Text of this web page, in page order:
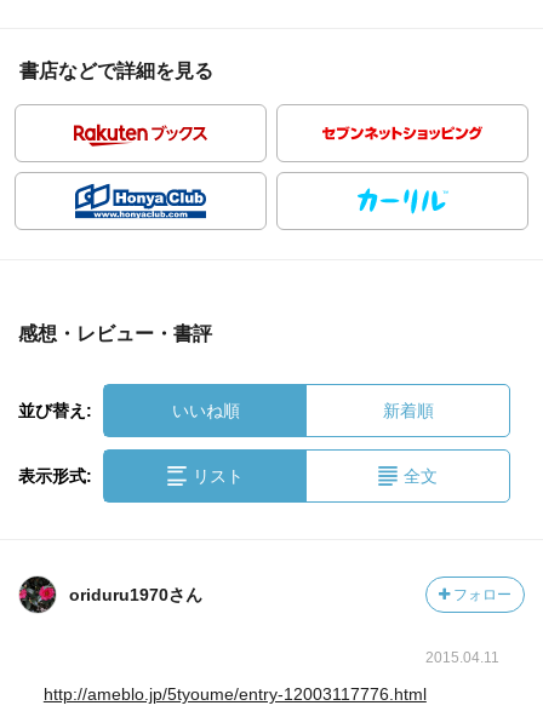
書店などで詳細を見る
感想・レビュー・書評
並び替え: いいね順 新着順
表示形式: リスト 全文
oriduru1970さん フォロー
2015.04.11
http://ameblo.jp/5tyoume/entry-12003117776.html